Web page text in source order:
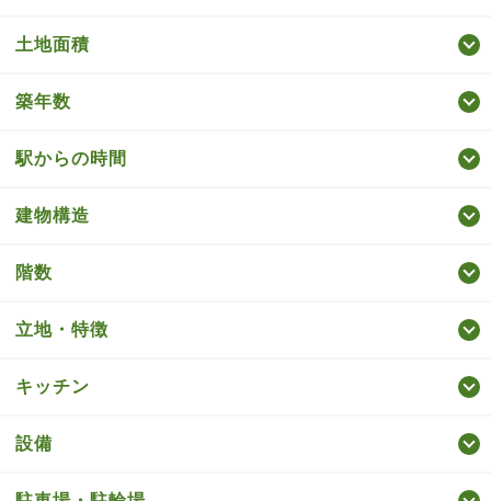
土地面積
築年数
駅からの時間
建物構造
階数
立地・特徴
キッチン
設備